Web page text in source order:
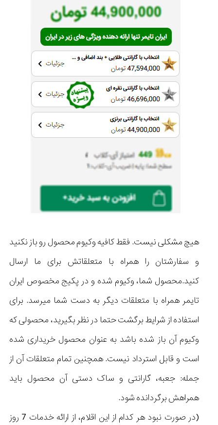
هیچ مشکلی نیست. فقط کافیه وکیوم محصول رو باز نکنید
و سفارشتان را همراه با متعلقاتش برای ما ارسال
کنید.محصول شما، وکیوم شده و در پکیج مخصوص ایران
تایمر همراه با متعلقات دیگر به دست شما میرسد. برای
استفاده از شرایط برگشت حتما در نظر بگیرید، محصولی که
وکیوم آن باز شده باشد به عنوان محصول خریداری شده
است و قابل استرداد نیست. همچنین تمام متعلقات آن از
جمله: جعبه، گارانتی و ساک دستی آن محصول باید
همراهش برگردانده شود.
(در صورت نبود هر کدام از این اقلام، از ارائه خدمات 7 روز